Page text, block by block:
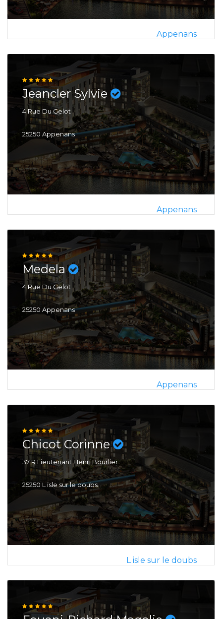
Appenans
Jeancler Sylvie
4 Rue Du Gelot
25250 Appenans
Appenans
Medela
4 Rue Du Gelot
25250 Appenans
Appenans
Chicot Corinne
37 R Lieutenant Henri Bourlier
25250 L isle sur le doubs
L isle sur le doubs